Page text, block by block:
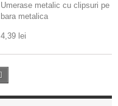
Umerase metalic cu clipsuri pe
bara metalica
4,39 lei